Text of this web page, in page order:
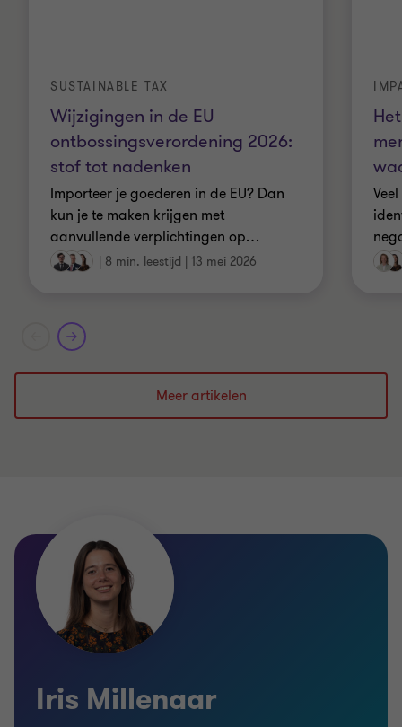
Wijzigingen in de EU
ontbossingsverordening 2026:
stof tot nadenken
SUSTAINABLE TAX
Importeer je goederen in de EU? Dan
kun je te maken krijgen met
aanvullende verplichtingen op…
8 min. leestijd 13 mei 2026
Meer artikelen
Iris Millenaar